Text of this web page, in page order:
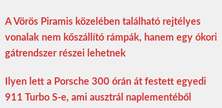
A Vörös Piramis közelében található rejtélyes
vonalak nem kőszállító rámpák, hanem egy ókori
gátrendszer részei lehetnek
Ilyen lett a Porsche 300 órán át festett egyedi
911 Turbo S-e, ami ausztrál naplementéből